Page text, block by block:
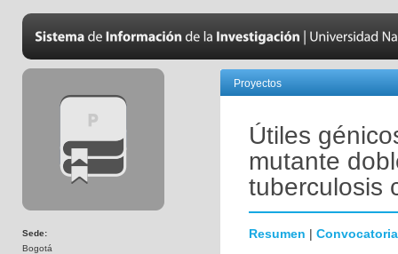
Sede:
Bogotá
Proyectos
Útiles
mutante
tuberculosis
Resumen | Convocatoria